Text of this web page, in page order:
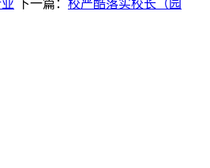
下一篇： 校严酷落实校长（园